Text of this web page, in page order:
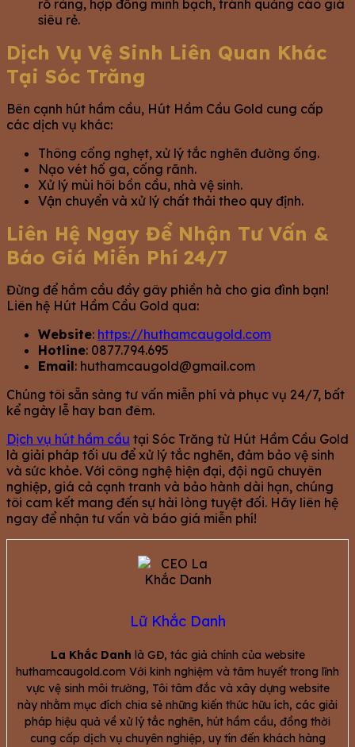
rõ ràng, hợp đồng minh bạch, tránh quảng cáo giá
siêu rẻ.
Dịch Vụ Vệ Sinh Liên Quan Khác
Tại Sóc Trăng
Bên cạnh hút hầm cầu, Hút Hầm Cầu Gold cung cấp
các dịch vụ khác:
Thông cống nghẹt, xử lý tắc nghẽn đường ống.
Nạo vét hố ga, cống rãnh.
Xử lý mùi hôi bồn cầu, nhà vệ sinh.
Vận chuyển và xử lý chất thải theo quy định.
Liên Hệ Ngay Để Nhận Tư Vấn &
Báo Giá Miễn Phí 24/7
Đừng để hầm cầu đầy gây phiền hà cho gia đình bạn!
Liên hệ Hút Hầm Cầu Gold qua:
Website: https://huthamcaugold.com
Hotline: 0877.794.695
Email: huthamcaugold@gmail.com
Chúng tôi sẵn sàng tư vấn miễn phí và phục vụ 24/7, bất
kể ngày lễ hay ban đêm.
Dịch vụ hút hầm cầu tại Sóc Trăng từ Hút Hầm Cầu Gold
là giải pháp tối ưu để xử lý tắc nghẽn, đảm bảo vệ sinh
và sức khỏe. Với công nghệ hiện đại, đội ngũ chuyên
nghiệp, giá cả cạnh tranh và bảo hành dài hạn, chúng
tôi cam kết mang đến sự hài lòng tuyệt đối. Hãy liên hệ
ngay để nhận tư vấn và báo giá miễn phí!
Lữ Khắc Danh
La Khắc Danh là GĐ, tác giả chính của website
huthamcaugold.com Với kinh nghiệm và tâm huyết trong lĩnh
vực vệ sinh môi trường, Tôi tâm đắc và xây dựng website
này nhằm mục đích chia sẻ những kiến thức hữu ích, các giải
pháp hiệu quả về xử lý tắc nghẽn, hút hầm cầu, đồng thời
cung cấp dịch vụ chuyên nghiệp, uy tín đến khách hàng